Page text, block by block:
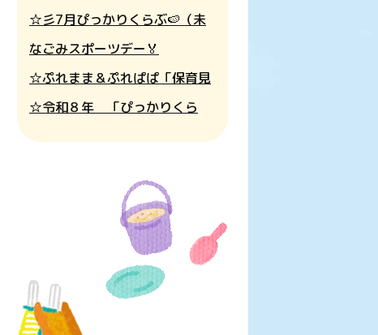
☆彡7月ぴっかりくらぶ🍉（未
なごみスポーツデー🏅
☆ぷれまま＆ぷれぱぱ「保育見
☆令和８年 「ぴっかりくら